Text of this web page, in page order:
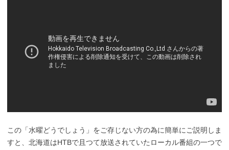
この「水曜どうでしょう」をご存じない方の為に簡単にご説明しま
すと、北海道はHTBで且つて放送されていたローカル番組の一つで